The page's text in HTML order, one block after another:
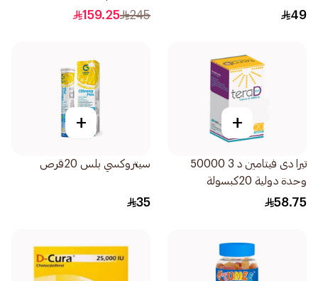
20اقراص
49
30كبسولة
245
159.25
+
تيرا دى فيتامين د 3 50000
وحدة دولية 20كبسولة
58.75
+
سيتروكسي بلس 20قرص
35